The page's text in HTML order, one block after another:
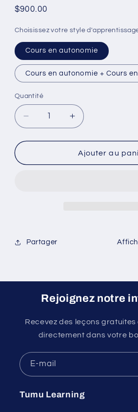
modale
Prix
$900.00
Choisissez votre style
Cours en autonomie
Cours en autonomie + Cours
Quantité
Réduire
la
quantité
Cours
Augmenter
la
quantité
de
Cours
Ajouter au
Partager
Rejoignez notre
Recevez des leçons gratuites
directement dans votre
E-mail
Tumu Learning